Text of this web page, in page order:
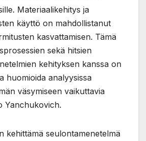
Materiaalikehitys ja
käyttö on mahdollistanut
kasvattamisen. Tämä
sekä hitsien
kehityksen kanssa on
huomioida analyysissa
väsymiseen vaikuttavia
Yanchukovich.
kehittämä seulontamenetelmä